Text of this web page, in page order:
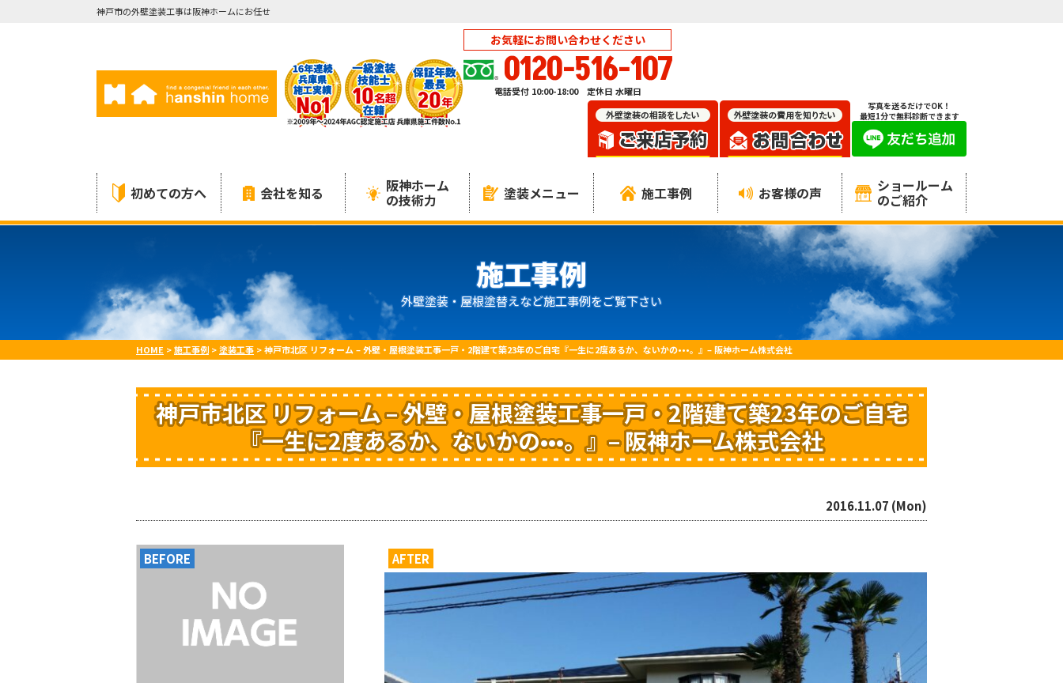
神戸市の外壁塗装工事は阪神ホームにお任せ
お気軽にお問い合わせください
0120-516-107
電話受付 10:00-18:00 定休日 水曜日
写真を送るだけでOK！
最短1分で無料診断できます
初めての方へ 会社を知る 阪神ホーム
の技術力 塗装メニュー 施工事例 お客様の声 ショールーム
のご紹介
施工事例
外壁塗装・屋根塗替えなど施工事例をご覧下さい
HOME >施工事例 >塗装工事 >神戸市北区 リフォーム – 外壁・屋根塗装工事一戸・2階建て築23年のご自宅『一生に2度あるか、ないかの•••。』– 阪神ホーム株式会社
神戸市北区 リフォーム – 外壁・屋根塗装工事一戸・2階建て築23年のご自宅
『一生に2度あるか、ないかの•••。』– 阪神ホーム株式会社
2016.11.07 (Mon)
AFTER
BEFORE